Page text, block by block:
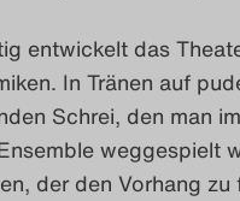
entwickelt das
In Tränen auf
Schrei, den man
weggespielt
der den Vorhang